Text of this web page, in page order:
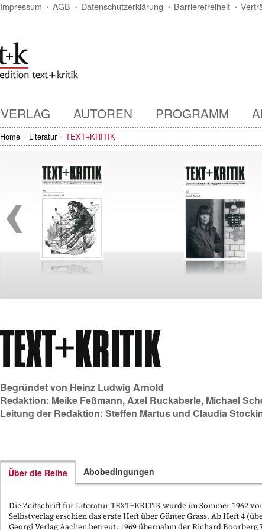
Impressum AGB Datenschutzerklärung Barrierefreiheit
VERLAG AUTOREN PROGRAMM
Home Literatur TEXT+KRITIK
Begründet von Heinz Ludwig Arnold
Redaktion: Meike Feßmann,Axel Ruckaberle, Michael
Leitung der Redaktion: Steffen Martus und Claudia
Über die Reihe
Die Zeitschrift für Literatur TEXT+KRITIK wurde im Sommer 1962
Selbstverlag erschien das erste Heft über Günter Grass. Ab Heft 4
Georgi Verlag Aachen betreut. 1969 übernahm der Richard
Abobedingungen